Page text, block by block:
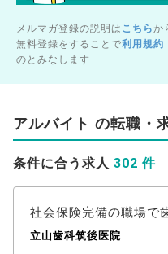
メルマガ登録の説明は こちらか
無料登録をすることで利用規約
のとみなします
アルバイト の転職・
条件に合う求人 302 件
社会保険完備の職場で
立山歯科筑後医院